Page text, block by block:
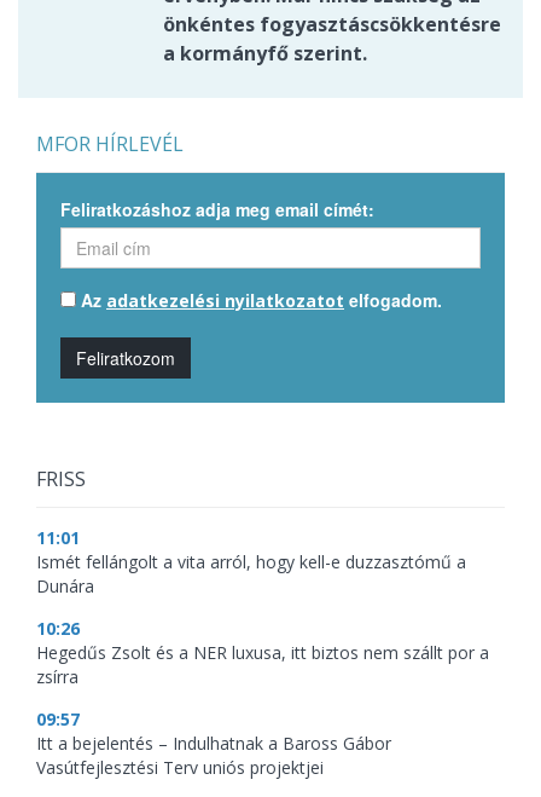
önkéntes fogyasztáscsökkentésre
a kormányfő szerint.
MFOR HÍRLEVÉL
Feliratkozáshoz adja meg email címét:
Az adatkezelési nyilatkozatot elfogadom.
Feliratkozom
FRISS
11:01
Ismét fellángolt a vita arról, hogy kell-e duzzasztómű a
Dunára
10:26
Hegedűs Zsolt és a NER luxusa, itt biztos nem szállt por a
zsírra
09:57
Itt a bejelentés – Indulhatnak a Baross Gábor
Vasútfejlesztési Terv uniós projektjei